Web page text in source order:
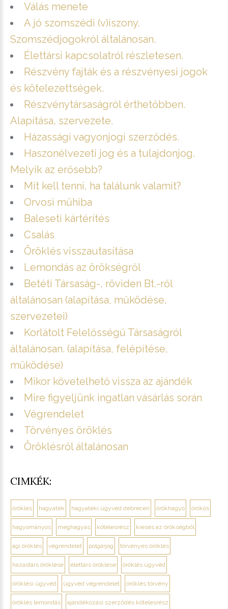
Válás menete
A jó szomszédi (v)iszony.
Szomszédjogokról általánosan.
Élettársi kapcsolatról részletesen.
Részvény fajták és a részvényesi jogok
és kötelezettségek.
Részvénytársaságról érthetőbben.
Alapítása, szervezete.
Házassági vagyonjogi szerződés.
Haszonélvezeti jog és a tulajdonjog.
Melyik az erősebb?
Mit kell tenni, ha találunk valamit?
Orvosi műhiba
Baleseti kártérítés
Csalás
Öröklés visszautasítása
Lemondás az örökségről
Betéti Társaság-, röviden Bt.-ről
általánosan (alapítása, működése,
szervezetei)
Korlátolt Felelősségű Társaságról
általánosan. (alapítása, felépítése,
működése)
Mikor követelhető vissza az ajándék
Mire figyeljünk ingatlan vásárlás során
Végrendelet
Törvényes öröklés
Öröklésről általánosan
CIMKÉK:
öröklés hagyaték hagyatéki ügyvéd debrecen örökhagyó örökös
hagyományos meghagyás kötelesrész kiesés az örökségből
ági öröklés végrendelet polgárjog törvényes öröklés
házastárs öröklése élettárs öröklése öröklés ügyvéd
öröklési ügyvéd ügyvéd végrendelet öröklés törvény
öröklés lemondás ajándékozási szerződés kötelesrész